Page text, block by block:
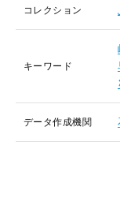
コレクション
キーワード
データ作成機関